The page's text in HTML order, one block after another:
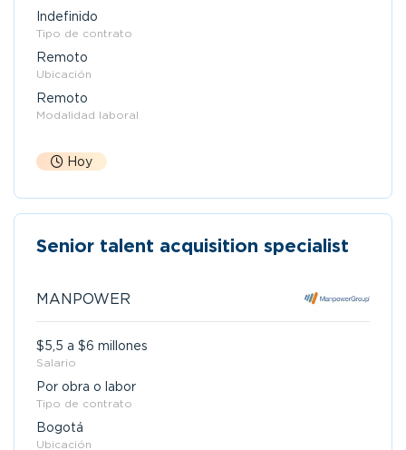
Indefinido
Tipo de contrato
Remoto
Ubicación
Remoto
Modalidad laboral
Hoy
Senior talent acquisition specialist
MANPOWER
$5,5 a $6 millones
Salario
Por obra o labor
Tipo de contrato
Bogotá
Ubicación